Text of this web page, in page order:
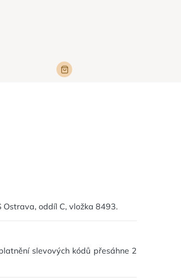
Ostrava, oddíl C, vložka 8493.
slevových kódů přesáhne 2